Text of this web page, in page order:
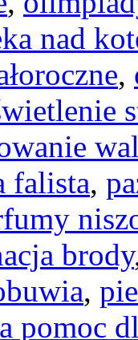
nad
,
falista,
brody
,
pomoc